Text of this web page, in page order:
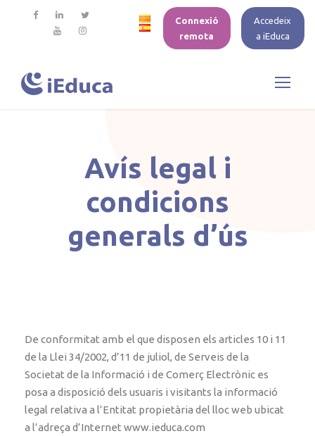
Connexió
remota
Accedeix
a iEduca
Avís legal i
condicions
generals d’ús
De conformitat amb el que disposen els articles 10 i 11
de la Llei 34/2002, d’11 de juliol, de Serveis de la
Societat de la Informació i de Comerç Electrònic es
posa a disposició dels usuaris i visitants la informació
legal relativa a l’Entitat propietària del lloc web ubicat
a l’adreça d’Internet www.ieduca.com